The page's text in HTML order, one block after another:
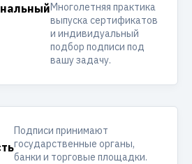
Многолетняя практика
выпуска сертификатов
и индивидуальный
подбор подписи под
вашу задачу.
Подписи принимают
государственные органы,
банки и торговые площадки.